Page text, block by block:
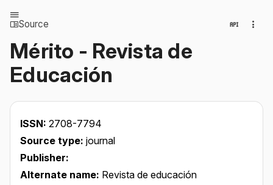
Source
Mérito - Revista de
Educación
ISSN: 2708-7794
Source type: journal
Publisher:
Alternate name: Revista de educación